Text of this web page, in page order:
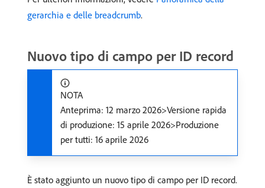
gerarchia e delle breadcrumb.
Nuovo tipo di campo per ID record
NOTA
Anteprima: 12 marzo 2026>Versione rapida
di produzione: 15 aprile 2026>Produzione
per tutti: 16 aprile 2026
È stato aggiunto un nuovo tipo di campo per ID record.